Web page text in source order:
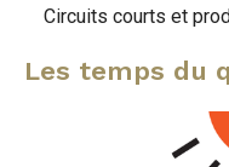
Circuits courts et
Les temps du